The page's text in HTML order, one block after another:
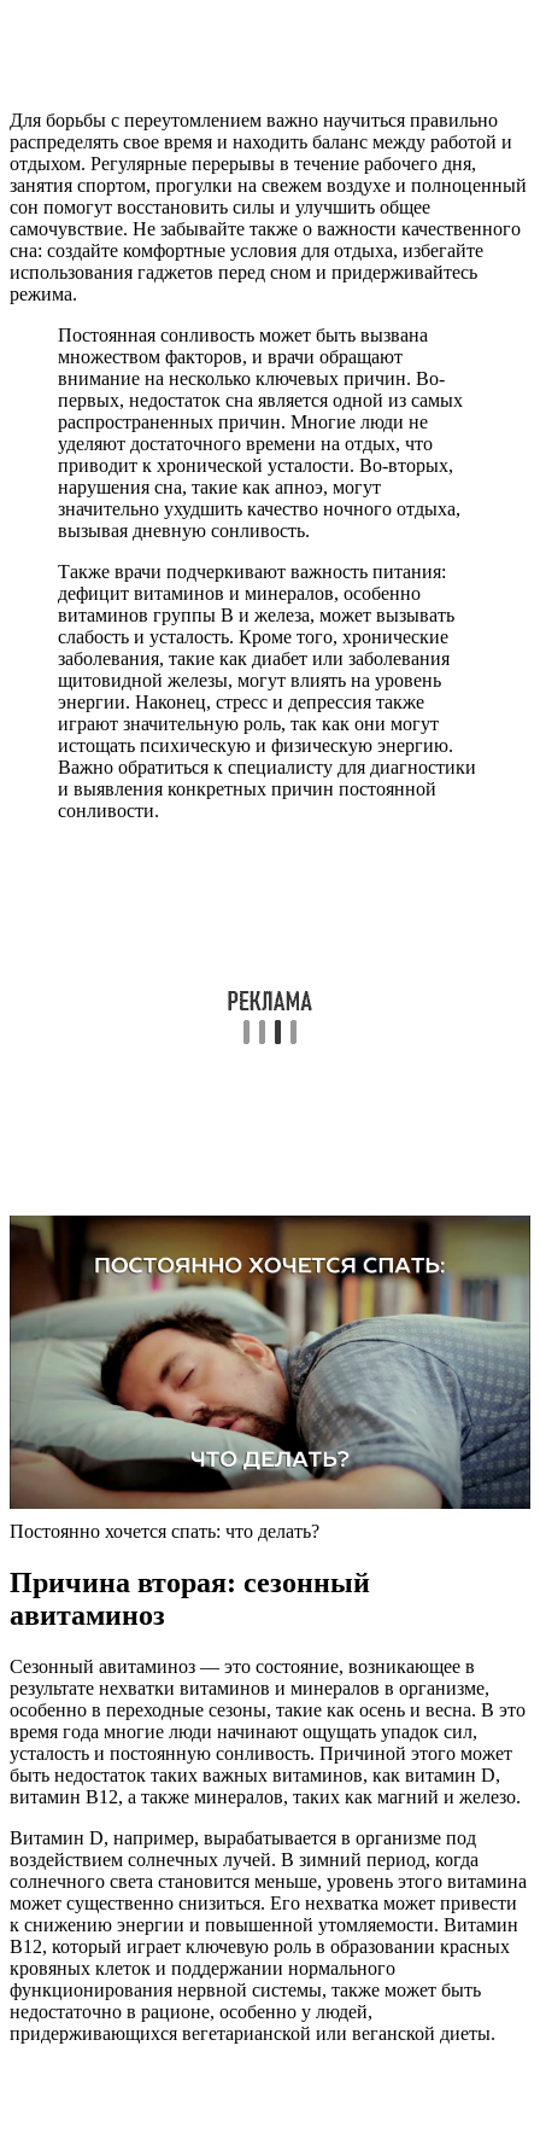
Для борьбы с переутомлением важно научиться правильно
распределять свое время и находить баланс между работой и
отдыхом. Регулярные перерывы в течение рабочего дня,
занятия спортом, прогулки на свежем воздухе и полноценный
сон помогут восстановить силы и улучшить общее
самочувствие. Не забывайте также о важности качественного
сна: создайте комфортные условия для отдыха, избегайте
использования гаджетов перед сном и придерживайтесь
режима.
Постоянная сонливость может быть вызвана
множеством факторов, и врачи обращают
внимание на несколько ключевых причин. Во-
первых, недостаток сна является одной из самых
распространенных причин. Многие люди не
уделяют достаточного времени на отдых, что
приводит к хронической усталости. Во-вторых,
нарушения сна, такие как апноэ, могут
значительно ухудшить качество ночного отдыха,
вызывая дневную сонливость.
Также врачи подчеркивают важность питания:
дефицит витаминов и минералов, особенно
витаминов группы B и железа, может вызывать
слабость и усталость. Кроме того, хронические
заболевания, такие как диабет или заболевания
щитовидной железы, могут влиять на уровень
энергии. Наконец, стресс и депрессия также
играют значительную роль, так как они могут
истощать психическую и физическую энергию.
Важно обратиться к специалисту для диагностики
и выявления конкретных причин постоянной
сонливости.
Постоянно хочется спать: что делать?
Причина вторая: сезонный
авитаминоз
Сезонный авитаминоз — это состояние, возникающее в
результате нехватки витаминов и минералов в организме,
особенно в переходные сезоны, такие как осень и весна. В это
время года многие люди начинают ощущать упадок сил,
усталость и постоянную сонливость. Причиной этого может
быть недостаток таких важных витаминов, как витамин D,
витамин B12, а также минералов, таких как магний и железо.
Витамин D, например, вырабатывается в организме под
воздействием солнечных лучей. В зимний период, когда
солнечного света становится меньше, уровень этого витамина
может существенно снизиться. Его нехватка может привести
к снижению энергии и повышенной утомляемости. Витамин
B12, который играет ключевую роль в образовании красных
кровяных клеток и поддержании нормального
функционирования нервной системы, также может быть
недостаточно в рационе, особенно у людей,
придерживающихся вегетарианской или веганской диеты.